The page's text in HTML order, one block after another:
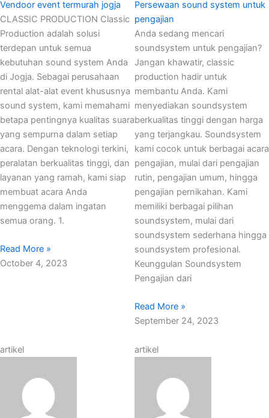
Vendoor event termurah jogja
CLASSIC PRODUCTION Classic
Production adalah solusi
terdepan untuk semua
kebutuhan sound system Anda
di Jogja. Sebagai perusahaan
rental alat-alat event khususnya
sound system, kami memahami
betapa pentingnya kualitas suara
yang sempurna dalam setiap
acara. Dengan teknologi terkini,
peralatan berkualitas tinggi, dan
layanan yang ramah, kami siap
membuat acara Anda
menggema dalam ingatan
semua orang. 1.
Read More »
October 4, 2023
Persewaan sound system untuk
pengajian
Anda sedang mencari
soundsystem untuk pengajian?
Jangan khawatir, classic
production hadir untuk
membantu Anda. Kami
menyediakan soundsystem
berkualitas tinggi dengan harga
yang terjangkau. Soundsystem
kami cocok untuk berbagai acara
pengajian, mulai dari pengajian
rutin, pengajian umum, hingga
pengajian pernikahan. Kami
memiliki berbagai pilihan
soundsystem, mulai dari
soundsystem sederhana hingga
soundsystem profesional.
Keunggulan Soundsystem
Pengajian dari
Read More »
September 24, 2023
artikel artikel